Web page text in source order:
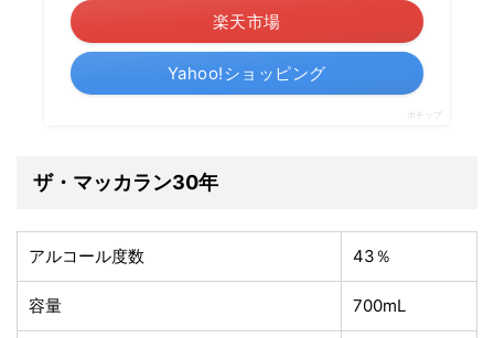
楽天市場
Yahoo!ショッピング
ポチップ
ザ・マッカラン30年
アルコール度数 43％
容量 700mL